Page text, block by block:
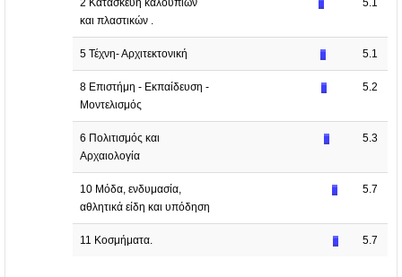
2 Κατασκευή καλουπιών
και πλαστικών .
5.1
5 Τέχνη- Αρχιτεκτονική 5.1
8 Επιστήμη - Εκπαίδευση -
Μοντελισμός
5.2
6 Πολιτισμός και
Αρχαιολογία
5.3
10 Μόδα, ενδυμασία,
αθλητικά είδη και υπόδηση
5.7
11 Κοσμήματα. 5.7